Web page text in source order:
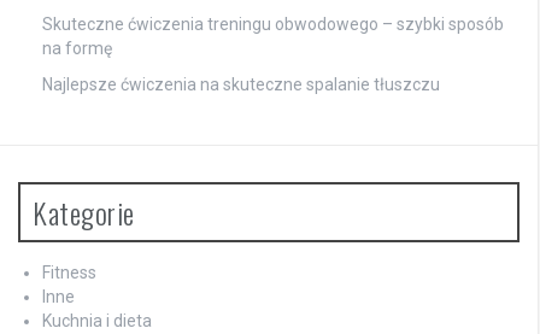
Skuteczne ćwiczenia treningu obwodowego – szybki sposób
na formę
Najlepsze ćwiczenia na skuteczne spalanie tłuszczu
Kategorie
Fitness
Inne
Kuchnia i dieta